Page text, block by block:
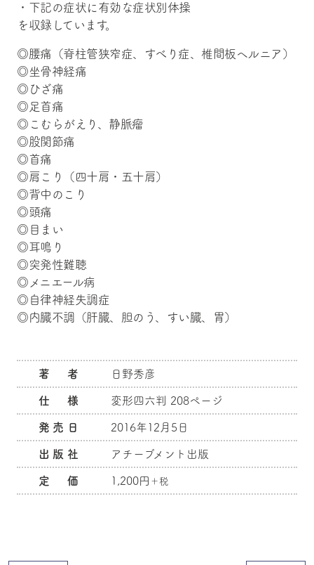
・下記の症状に有効な症状別体操
を収録しています。
◎腰痛（脊柱管狭窄症、すべり症、椎間板ヘルニア）
◎坐骨神経痛
◎ひざ痛
◎足首痛
◎こむらがえり、静脈瘤
◎股関節痛
◎首痛
◎肩こり（四十肩・五十肩）
◎背中のこり
◎頭痛
◎目まい
◎耳鳴り
◎突発性難聴
◎メニエール病
◎自律神経失調症
◎内臓不調（肝臓、胆のう、すい臓、胃）
著 者 日野秀彦
仕 様 変形四六判 208ページ
発売日 2016年12月5日
出版社 アチーブメント出版
定 価 1,200円 ＋税